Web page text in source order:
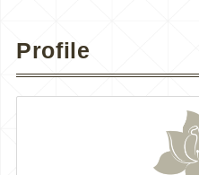
Profile